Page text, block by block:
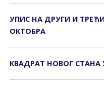
УПИС НА ДРУГИ И
ОКТОБРА
КВАДРАТ НОВОГ СТАНА